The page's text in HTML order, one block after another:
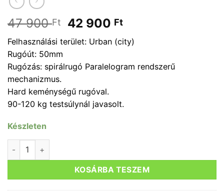
47 900Ft
Original
price
was:
900 Ft.
42 900 FtCurrent
price
is:
900 Ft.
Felhasználási terület: Urban (city)
Rugóút: 50mm
Rugózás: spirálrugó Paralelogram rendszerű
mechanizmus.
Hard keménységű rugóval.
90-120 kg testsúlynál javasolt.
Készleten
NYEREGCSŐ RUGÓS NCX 27,2X350MM HARD SUNTOUR
KOSÁRBA TESZEM